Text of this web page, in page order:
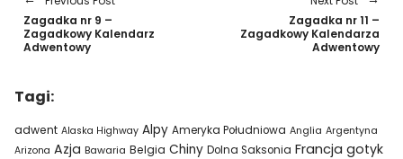
Zagadka nr 9 –
Zagadkowy Kalendarz
Adwentowy
Zagadka nr 11 –
Zagadkowy Kalendarza
Adwentowy
Tagi:
adwent Alaska Highway Alpy Ameryka Południowa Anglia Argentyna
Arizona Azja Bawaria Belgia Chiny Dolna Saksonia Francja gotyk